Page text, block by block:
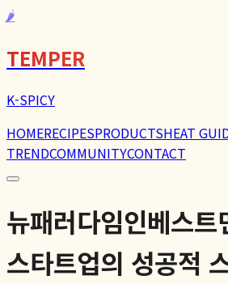
🌶️
TEMPER
K-SPICY
HOMERECIPESPRODUCTSHEAT
TRENDCOMMUNITYCONTACT
뉴패러다임인베스트
스타트업의 성공적